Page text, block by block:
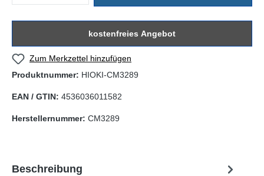
kostenfreies Angebot
Zum Merkzettel hinzufügen
Produktnummer: HIOKI-CM3289
EAN / GTIN: 4536036011582
Herstellernummer: CM3289
Beschreibung